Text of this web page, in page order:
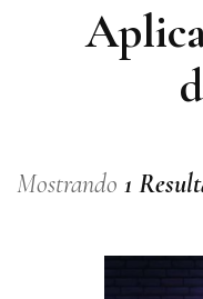
Mostrando 1